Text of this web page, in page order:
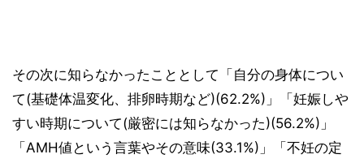
その次に知らなかったこととして「自分の身体につい
て(基礎体温変化、排卵時期など)(62.2%)」「妊娠しや
すい時期について(厳密には知らなかった)(56.2%)」
「AMH値という言葉やその意味(33.1%)」「不妊の定